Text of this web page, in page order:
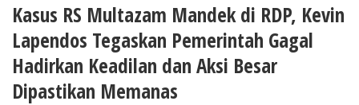
Keadilan dan Aksi Besar Dipastikan Memanas
Kasus RS Multazam Mandek di RDP, Kevin
Lapendos Tegaskan Pemerintah Gagal
Hadirkan Keadilan dan Aksi Besar
Dipastikan Memanas